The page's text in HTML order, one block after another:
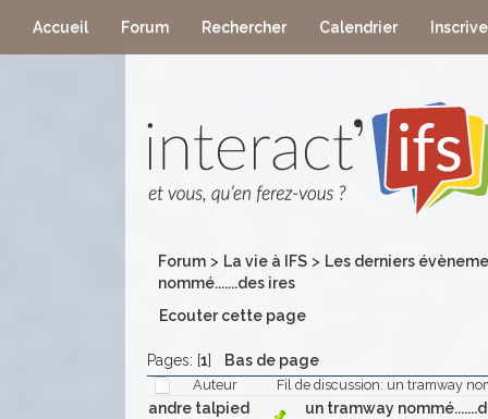
Accueil Forum Rechercher Calendrier
Forum > La vie à IFS > Les derniers
nommé.......des ires
Ecouter cette page
Pages: [1] Bas de page
Auteur Fil de discussion: un tramway
andre talpied un tramway